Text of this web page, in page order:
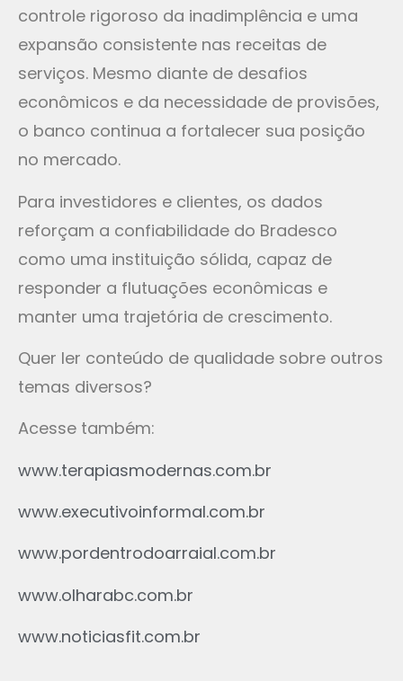
controle rigoroso da inadimplência e uma
expansão consistente nas receitas de
serviços. Mesmo diante de desafios
econômicos e da necessidade de provisões,
o banco continua a fortalecer sua posição
no mercado.
Para investidores e clientes, os dados
reforçam a confiabilidade do Bradesco
como uma instituição sólida, capaz de
responder a flutuações econômicas e
manter uma trajetória de crescimento.
Quer ler conteúdo de qualidade sobre outros
temas diversos?
Acesse também:
www.terapiasmodernas.com.br
www.executivoinformal.com.br
www.pordentrodoarraial.com.br
www.olharabc.com.br
www.noticiasfit.com.br